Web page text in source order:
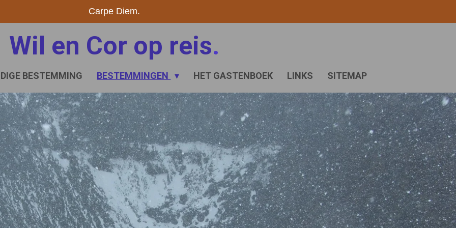
Carpe Diem.
Wil en Cor op reis.
BESTEMMING BESTEMMINGEN HET GASTENBOEK LINKS SITEMAP